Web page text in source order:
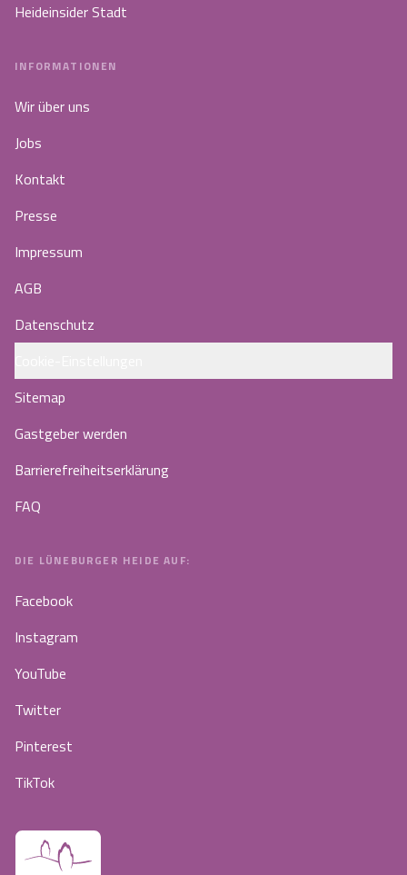
Heideinsider Stadt
INFORMATIONEN
Wir über uns
Jobs
Kontakt
Presse
Impressum
AGB
Datenschutz
Sitemap
Gastgeber werden
Barrierefreiheitserklärung
FAQ
DIE LÜNEBURGER HEIDE AUF:
Facebook
Instagram
YouTube
Twitter
Pinterest
TikTok